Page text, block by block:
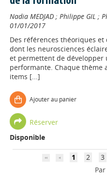
Nadia MEDJAD ; Philippe GIL ;
01/01/2017
Des références théoriques
dont les neurosciences
et permettent de
performante. Chaque thème
items [...]
Ajouter au panier
Réserver
Disponible
1 2 3
Appels à
Déposer une
Accéder à
déconnecter)